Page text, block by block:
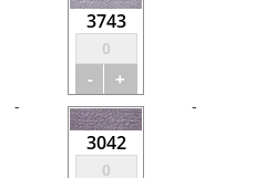
3743
- +
-
3042
-